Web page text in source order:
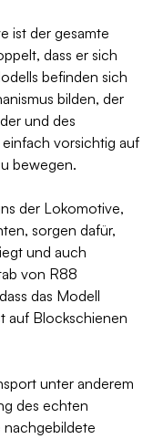
ist der gesamte
dass er sich
befinden sich
bilden, der
und des
vorsichtig auf
bewegen.
der Lokomotive,
sorgen dafür,
und auch
von R88
das Modell
auf Blockschienen
unter anderem
des echten
nachgebildete